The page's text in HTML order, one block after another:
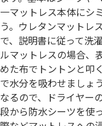
一マットレス本体にシ
う。ウレタンマットレ
で、説明書に従って洗
ルマットレスの場合、
めた布でトントンと叩
で水分を吸わせましょ
なるので、ドライヤー
段から防水シーツを使